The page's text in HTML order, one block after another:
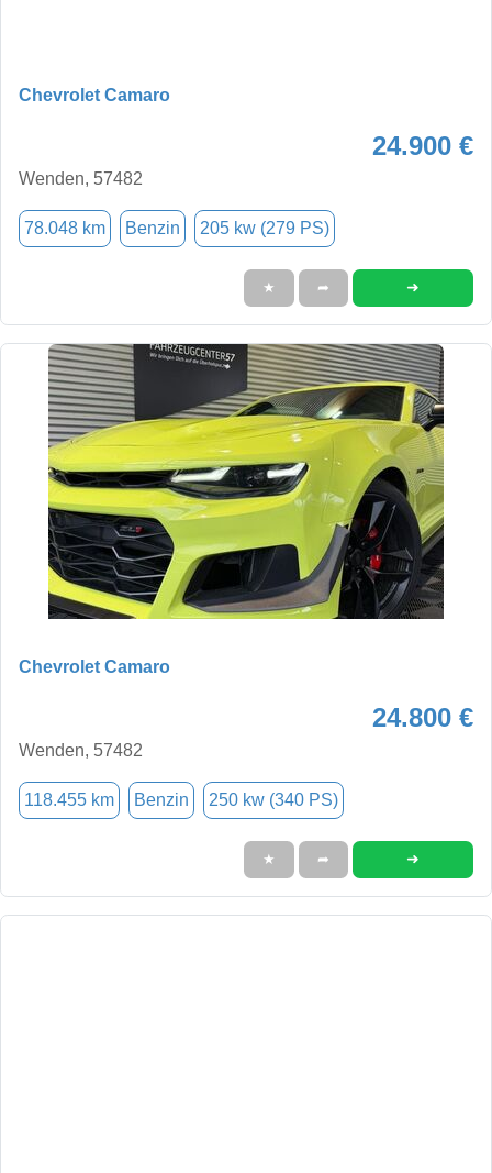
Chevrolet Camaro
24.900 €
Wenden, 57482
78.048 km Benzin 205 kw (279 PS)
★ ➦ ➜
Chevrolet Camaro
24.800 €
Wenden, 57482
118.455 km Benzin 250 kw (340 PS)
★ ➦ ➜